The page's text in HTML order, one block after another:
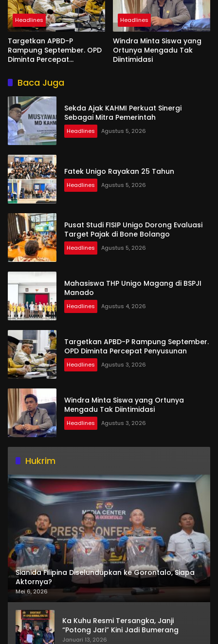
Headlines
Targetkan APBD-P
Rampung September. OPD
Diminta Percepat
Headlines
Windra Minta Siswa yang
Ortunya Mengadu Tak
Diintimidasi
Baca Juga
Sekda Ajak KAHMI Perkuat Sinergi
Sebagai Mitra Pemerintah
Headlines Agustus 5, 2026
Fatek Unigo Rayakan 25 Tahun
Headlines Agustus 5, 2026
Pusat Studi FISIP Unigo Dorong Evaluasi
Target Pajak di Bone Bolango
Headlines Agustus 5, 2026
Mahasiswa THP Unigo Magang di BSPJI
Manado
Headlines Agustus 4, 2026
Targetkan APBD-P Rampung September.
OPD Diminta Percepat Penyusunan
Headlines Agustus 3, 2026
Windra Minta Siswa yang Ortunya
Mengadu Tak Diintimidasi
Headlines Agustus 3, 2026
Hukrim
Sianida Filipina Diselundupkan ke Gorontalo, Siapa
Aktornya?
Mei 6, 2026
Ka Kuhu Resmi Tersangka, Janji
“Potong Jari” Kini Jadi Bumerang
Januari 13, 2026